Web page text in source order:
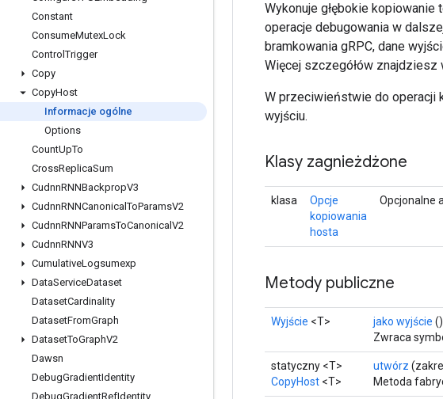
Constant
ConsumeMutexLock
ControlTrigger
Copy
CopyHost
Informacje ogólne
Options
CountUpTo
CrossReplicaSum
CudnnRNNBackpropV3
CudnnRNNCanonicalToParamsV2
CudnnRNNParamsToCanonical V2
CudnnRNNV3
CumulativeLogsumexp
DataServiceDataset
DatasetCardinality
DatasetFromGraph
DatasetToGraphV2
Dawsn
DebugGradientIdentity
DebugGradientRefIdentity
Wykonuje głębokie
operacje debugowania w
bramkowania gRPC, dane
Więcej szczegółów znajdziesz
W przeciwieństwie do operacji
wyjściu.
Klasy zagnieżdżone
klasa
Opcje
kopiowania
hosta
Opcjonalne
Metody publiczne
Wyjście <T> jako wyjście ()
Zwraca
statyczny <T>
CopyHost <T>
utwórz
Metoda